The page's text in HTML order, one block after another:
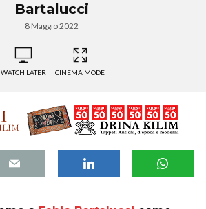
Bartalucci
8 Maggio 2022
WATCH LATER CINEMA MODE